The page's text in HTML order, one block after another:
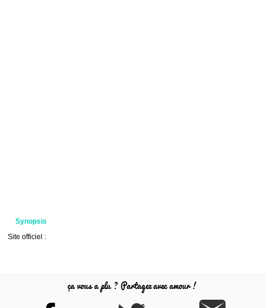
Synopsis
Site officiel :
ça vous a plu ? Partagez avec amour !